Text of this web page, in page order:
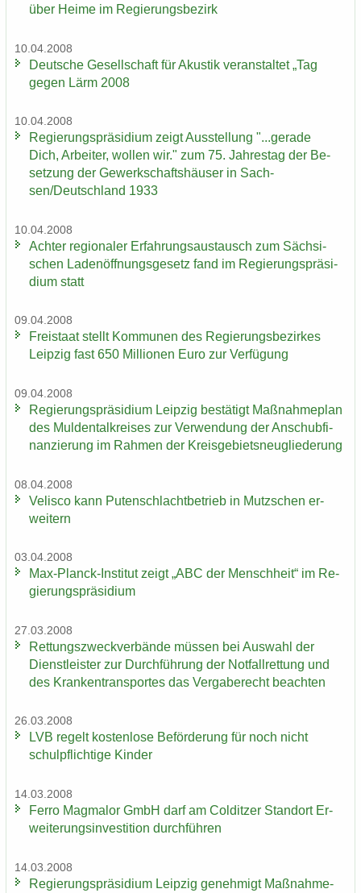
über Heime im Re­gie­rungs­be­zirk
10.04.2008
Deut­sche Ge­sell­schaft für Akus­tik ver­an­stal­tet „Tag
gegen Lärm 2008
10.04.2008
Re­gie­rungs­prä­si­di­um zeigt Aus­stel­lung "...ge­ra­de
Dich, Ar­bei­ter, wol­len wir." zum 75. Jah­res­tag der Be­
set­zung der Ge­werk­schafts­häu­ser in Sach­
sen/Deutsch­land 1933
10.04.2008
Ach­ter re­gio­na­ler Er­fah­rungs­aus­tausch zum Säch­si­
schen La­den­öff­nungs­ge­setz fand im Re­gie­rungs­prä­si­
di­um statt
09.04.2008
Frei­staat stellt Kom­mu­nen des Re­gie­rungs­be­zir­kes
Leip­zig fast 650 Mil­lio­nen Euro zur Ver­fü­gung
09.04.2008
Re­gie­rungs­prä­si­di­um Leip­zig be­stä­tigt Maß­nah­me­plan
des Mul­den­tal­krei­ses zur Ver­wen­dung der An­schub­fi­
nan­zie­rung im Rah­men der Kreis­ge­biets­neu­glie­de­rung
08.04.2008
Ve­lis­co kann Pu­ten­schlacht­be­trieb in Mutz­schen er­
wei­tern
03.04.2008
Max-​Planck-Institut zeigt „ABC der Mensch­heit“ im Re­
gie­rungs­prä­si­di­um
27.03.2008
Ret­tungs­zweck­ver­bän­de müs­sen bei Aus­wahl der
Dienst­leis­ter zur Durch­füh­rung der Not­fall­ret­tung und
des Kran­ken­trans­por­tes das Ver­ga­be­recht be­ach­ten
26.03.2008
LVB re­gelt kos­ten­lo­se Be­för­de­rung für noch nicht
schul­pflich­ti­ge Kin­der
14.03.2008
Ferro Mag­ma­lor GmbH darf am Col­dit­zer Stand­ort Er­
wei­te­rungs­in­ves­ti­ti­on durch­füh­ren
14.03.2008
Re­gie­rungs­prä­si­di­um Leip­zig ge­neh­migt Maß­nah­me­